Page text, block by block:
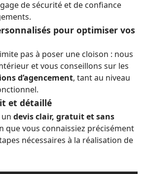
de sécurité et de confiance
pour optimiser vos
pas à poser une cloison : nous
et vous conseillons sur les
d’agencement, tant au niveau
et détaillé
devis clair, gratuit et sans
que vous connaissiez précisément
nécessaires à la réalisation de